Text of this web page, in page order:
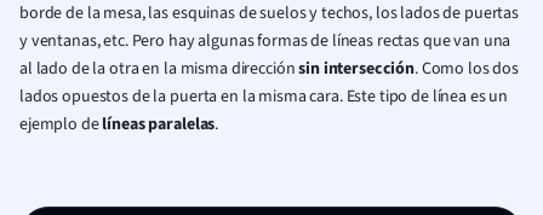
borde de la mesa, las esquinas de suelos y techos, los lados de puertas
y ventanas, etc. Pero hay algunas formas de líneas rectas que van una
al lado de la otra en la misma direcciónsin intersección. Como los dos
lados opuestos de la puerta en la misma cara. Este tipo de línea es un
ejemplo delíneas paralelas.